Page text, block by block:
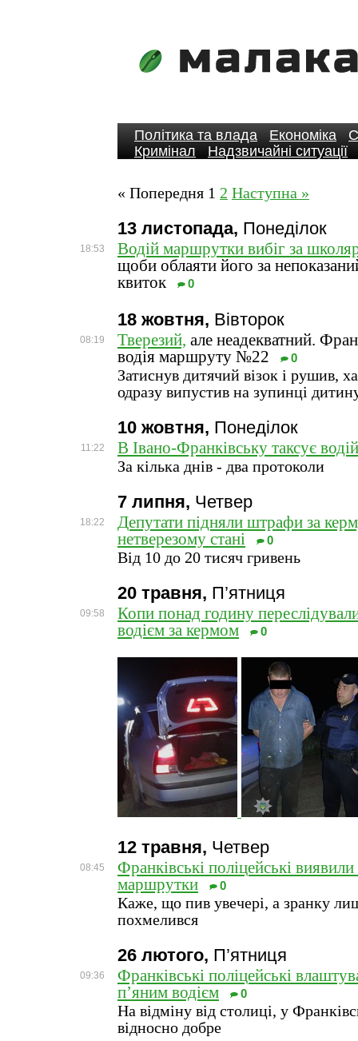
Політика та влада Економіка
Кримінал
Надзвичайні ситуації
« Попередня 1 2 Наступна »
13 листопада, Понеділок
18:53
Водій маршрутки вибіг за
щоби облаяти його за
квиток
0
18 жовтня, Вівторок
08:19 Тверезий, але неадекватний.
водія маршруту №22
0
Затиснув дитячий візок і рушив,
одразу випустив на зупинці
10 жовтня, Понеділок
11:22 В Івано-Франківську таксує
За кілька днів - два протоколи
7 липня, Четвер
18:22
Депутати підняли штрафи за
нетверезому стані
0
Від 10 до 20 тисяч гривень
20 травня, П’ятниця
09:58
Копи понад годину
водієм за кермом
0
12 травня, Четвер
08:45
Франківські поліцейські
маршрутки
0
Каже, що пив увечері, а зранку
похмелився
26 лютого, П’ятниця
09:36
Франківські поліцейські
п’яним водієм
0
На відміну від столиці, у
відносно добре